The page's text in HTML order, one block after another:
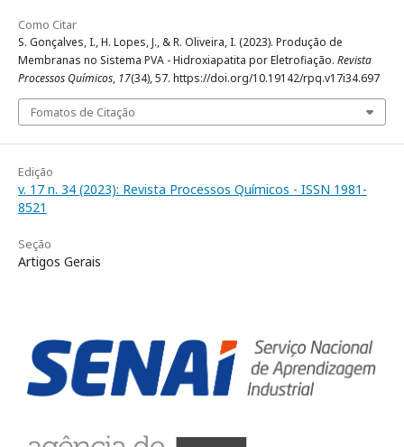
Como Citar
S. Gonçalves, I., H. Lopes, J., & R. Oliveira, I. (2023). Produção de
Membranas no Sistema PVA - Hidroxiapatita por Eletrofiação. Revista
Processos Químicos, 17(34), 57. https://doi.org/10.19142/rpq.v17i34.697
Fomatos de Citação
Edição
v. 17 n. 34 (2023): Revista Processos Químicos - ISSN 1981-
8521
Seção
Artigos Gerais